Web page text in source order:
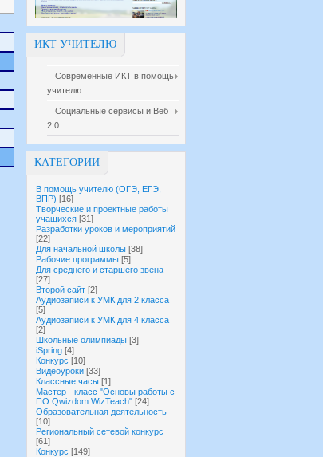
ИКТ УЧИТЕЛЮ
Современные ИКТ в помощь
учителю
Социальные сервисы и Веб
2.0
КАТЕГОРИИ
В помощь учителю (ОГЭ, ЕГЭ,
ВПР) [16]
Творческие и проектные работы
учащихся [31]
Разработки уроков и мероприятий
[22]
Для начальной школы [38]
Рабочие программы [5]
Для среднего и старшего звена
[27]
Второй сайт [2]
Аудиозаписи к УМК для 2 класса
[5]
Аудиозаписи к УМК для 4 класса
[2]
Школьные олимпиады [3]
iSpring [4]
Конкурс [10]
Видеоуроки [33]
Классные часы [1]
Мастер - класс "Основы работы с
ПО Qwizdom WizTeach" [24]
Образовательная деятельность
[10]
Региональный сетевой конкурс
[61]
Конкурс [149]